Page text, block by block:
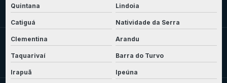
Quintana Lindoia
Catiguá Natividade da Serra
Clementina Arandu
Taquarivaí Barra do Turvo
Irapuã Ipeúna